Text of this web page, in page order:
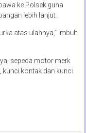
ke Polsek guna
lebih lanjut.
atas ulahnya,” imbuh
sepeda motor merk
kunci kontak dan kunci